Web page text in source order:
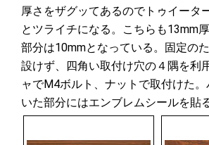
厚さをザグッてあるのでトゥイータ
とツライチになる。こちらも13mm
部分は10mmとなっている。固定の
設けず、四角い取付け穴の４隅を利
ャでM4ボルト、ナットで取付けた
いた部分にはエンブレムシールを貼る